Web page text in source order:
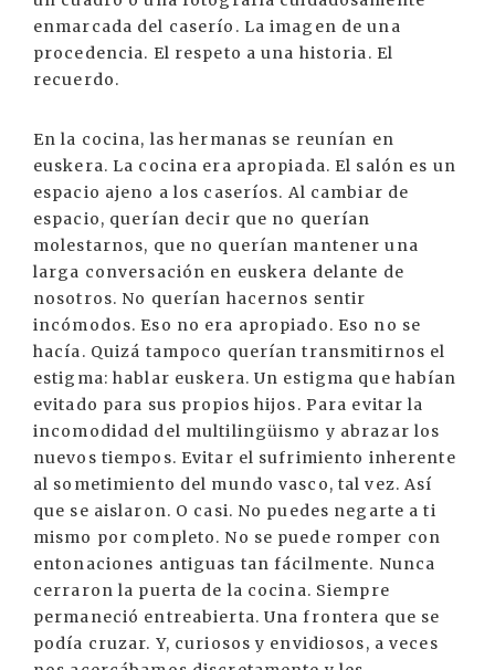
enmarcada del caserío. La imagen de una
procedencia. El respeto a una historia. El
recuerdo.
En la cocina, las hermanas se reunían en
euskera. La cocina era apropiada. El salón es un
espacio ajeno a los caseríos. Al cambiar de
espacio, querían decir que no querían
molestarnos, que no querían mantener una
larga conversación en euskera delante de
nosotros. No querían hacernos sentir
incómodos. Eso no era apropiado. Eso no se
hacía. Quizá tampoco querían transmitirnos el
estigma: hablar euskera. Un estigma que habían
evitado para sus propios hijos. Para evitar la
incomodidad del multilingüismo y abrazar los
nuevos tiempos. Evitar el sufrimiento inherente
al sometimiento del mundo vasco, tal vez. Así
que se aislaron. O casi. No puedes negarte a ti
mismo por completo. No se puede romper con
entonaciones antiguas tan fácilmente. Nunca
cerraron la puerta de la cocina. Siempre
permaneció entreabierta. Una frontera que se
podía cruzar. Y, curiosos y envidiosos, a veces